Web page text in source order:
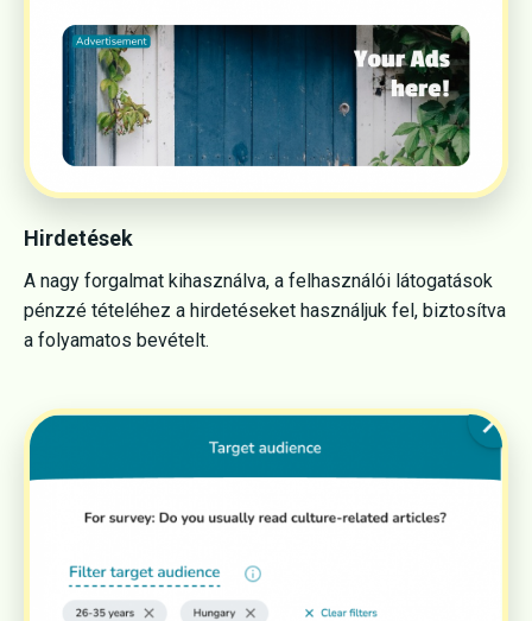
Hirdetések
A nagy forgalmat kihasználva, a felhasználói látogatások
pénzzé tételéhez a hirdetéseket használjuk fel, biztosítva
a folyamatos bevételt.